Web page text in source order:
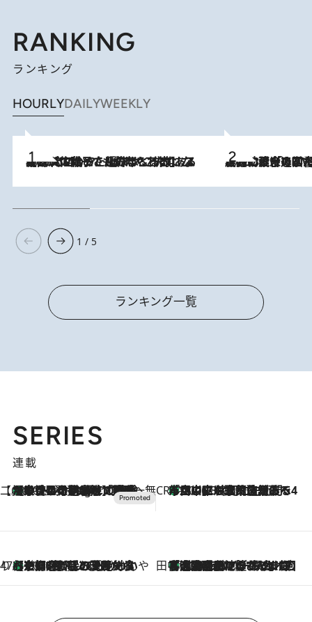
RANKING
ランキング
HOURLYDAILYWEEKLY
2026.8.5
【阿川佐和子さんの年とる力】なぜ70代で始めた趣味は“こんなに楽しい”のか？ ピアノ、俳句…スランプに陥っても続けられる“ある秘訣”とは 2026.8.3
慶應幼稚舎の図書室からテレビの世界に飛び込んだ阿川佐和子（72）
1 / 5
ランキング一覧
SERIES
連載
【CREA×星野リゾート】唯一無二。癒しと発見が待つ場所へ
10 Hours Ago
【トンボの足水浴】ヒノキの香りに包まれて涼感マックス！約13℃の湧水かけ流しを避暑地「星野温泉 トンボの湯」で体験 CREA'S CHOICE
2026.8.7
「立川にも歌舞伎があるんだよ」 片岡仁左衛門・市川中車ら豪華座組みで4年目の立川立飛歌舞伎へ
47都道府県の手みやげ ひんやりスイーツで夏を満喫
2026.8.7
【京都府】この夏絶対食べたい 冷やしておいしいおやつ3選 ひと口目から心を掴む新緑のテリーヌ 田中稲の勝手に再ブーム
2026.8.7
「湘南乃風に憧れて」観客大盛上がりの“タオル回し”に、ラッパー顔負けの高速歌唱まで…さだまさし（74）のアグレッシブすぎる現在地